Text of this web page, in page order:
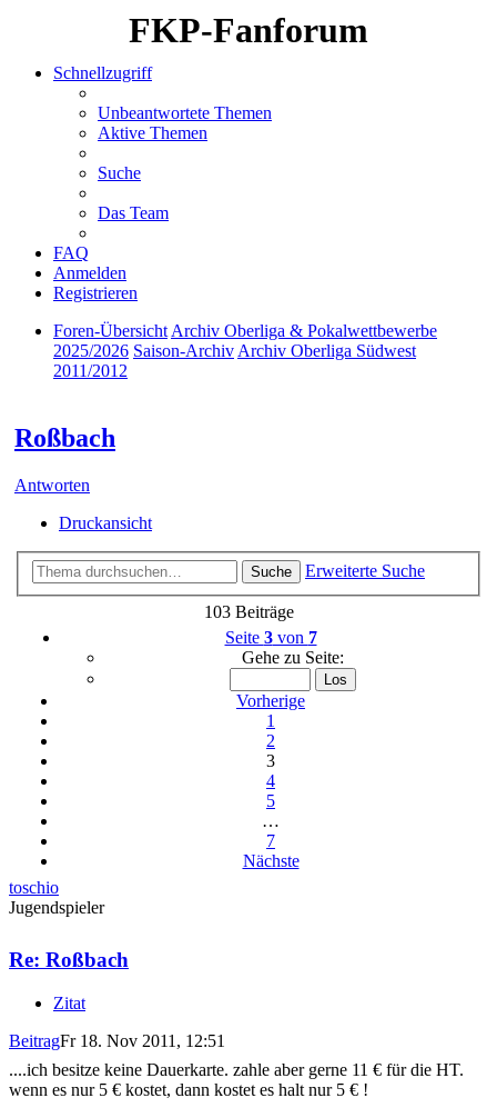
FKP-Fanforum
Schnellzugriff
Unbeantwortete Themen
Aktive Themen
Suche
Das Team
FAQ
Anmelden
Registrieren
Foren-Übersicht Archiv Oberliga & Pokalwettbewerbe
2025/2026 Saison-Archiv Archiv Oberliga Südwest
2011/2012
Roßbach
Antworten
Druckansicht
Suche Erweiterte Suche
103 Beiträge
Seite 3von 7
Gehe zu Seite:
Vorherige
1
2
3
4
5
…
7
Nächste
toschio
Jugendspieler
Re: Roßbach
Zitat
BeitragFr 18. Nov 2011, 12:51
....ich besitze keine Dauerkarte. zahle aber gerne 11 € für die HT.
wenn es nur 5 € kostet, dann kostet es halt nur 5 € !